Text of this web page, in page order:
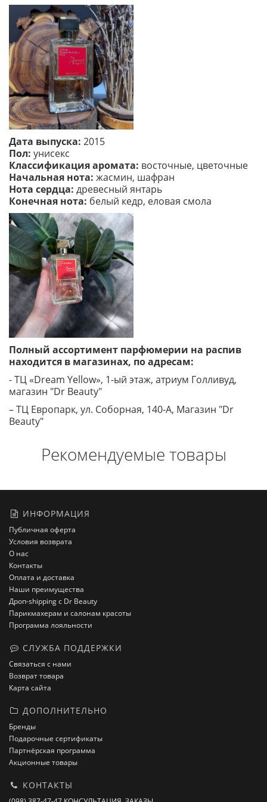
Дата выпуска: 2015
Пол: унисекс
Классификация аромата: восточные, цветочные
Начальная нота: жасмин, шафран
Нота сердца: древесный янтарь
Конечная нота: белый кедр, еловая смола
Полный ассортимент парфюмерии на распив
находится в магазинах, по адресам:
- ТЦ «Dream Yellow», 1-ый этаж, атриум Голливуд,
магазин "Dr Beauty"
– ТЦ Европарк, ул. Соборная, 140-A, Магазин "Dr
Beauty"
Рекомендуемые товары
ИНФОРМАЦИЯ
Публичная оферта
Условия возврата
О нас
Контакты
Оплата и доставка
Наши преимущества
Дроп-shipping с Dr Beauty
Парикмахерам и салонам красоты
Программа лояльности
СЛУЖБА ПОДДЕРЖКИ
Связаться с нами
Возврат товара
Карта сайта
ДОПОЛНИТЕЛЬНО
Бренды
Подарочные сертификаты
Партнёрская программа
Акционные товары
КОНТАКТЫ